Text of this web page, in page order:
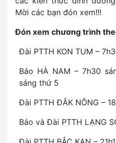
Mời các bạn đón xem!!!
Đón xem chương trình
Đài PTTH KON TUM –
Báo HÀ NAM – 7h30
sáng thứ 5
Đài PTTH ĐẮK NÔNG –
Báo và Đài PTTH LẠNG